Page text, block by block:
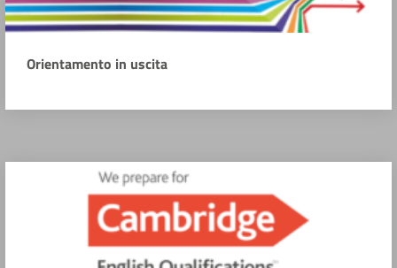
Orientamento in uscita